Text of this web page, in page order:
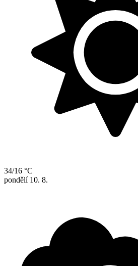
34/16 °C
pondělí 10. 8.